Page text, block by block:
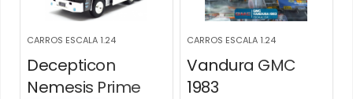
CARROS ESCALA 1.24
Decepticon
Nemesis Prime
CARROS ESCALA 1.24
Vandura GMC
1983